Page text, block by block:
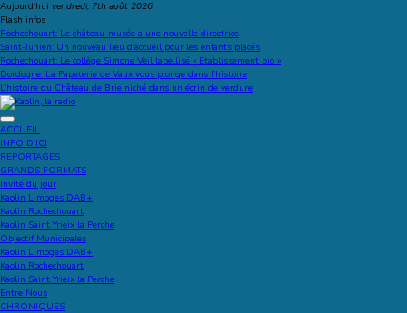
Aller
au
contenu
Aujourd’hui vendredi, 7th août 2026
Flash infos
Rochechouart: Le château-musée a une nouvelle directrice
Saint-Junien: Un nouveau lieu d’accueil pour les enfants placés
Rochechouart: Le collège Simone Veil labellisé « Etablissement bio »
Dordogne: La Papeterie de Vaux vous plonge dans l’histoire
L’histoire du Château de Brie niché dans un écrin de verdure
Ecoutez-vous
ACCUEIL
INFO D’ICI
REPORTAGES
GRANDS FORMATS
Invité du jour
Kaolin Limoges DAB+
Kaolin Rochechouart
Kaolin Saint Yrieix la Perche
Objectif Municipales
Kaolin Limoges DAB+
Kaolin Rochechouart
Kaolin Saint Yrieix la Perche
Entre Nous
CHRONIQUES